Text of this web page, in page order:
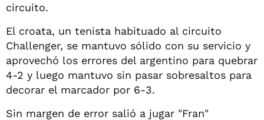
circuito.
El croata, un tenista habituado al circuito
Challenger, se mantuvo sólido con su servicio y
aprovechó los errores del argentino para quebrar
4-2 y luego mantuvo sin pasar sobresaltos para
decorar el marcador por 6-3.
Sin margen de error salió a jugar "Fran"